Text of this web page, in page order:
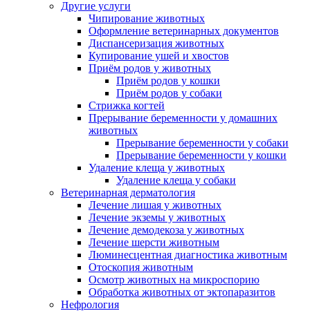
Другие услуги
Чипирование животных
Оформление ветеринарных документов
Диспансеризация животных
Купирование ушей и хвостов
Приём родов у животных
Приём родов у кошки
Приём родов у собаки
Стрижка когтей
Прерывание беременности у домашних
животных
Прерывание беременности у собаки
Прерывание беременности у кошки
Удаление клеща у животных
Удаление клеща у собаки
Ветеринарная дерматология
Лечение лишая у животных
Лечение экземы у животных
Лечение демодекоза у животных
Лечение шерсти животным
Люминесцентная диагностика животным
Отоскопия животным
Осмотр животных на микроспорию
Обработка животных от эктопаразитов
Нефрология